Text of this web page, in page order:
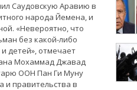
Саудовскую Аравию в
народа Йемена, и
«Невероятно, что
без какой-либо
детей», отмечает
Мохаммад Джавад
ООН Пан Ги Муну
и правительства в